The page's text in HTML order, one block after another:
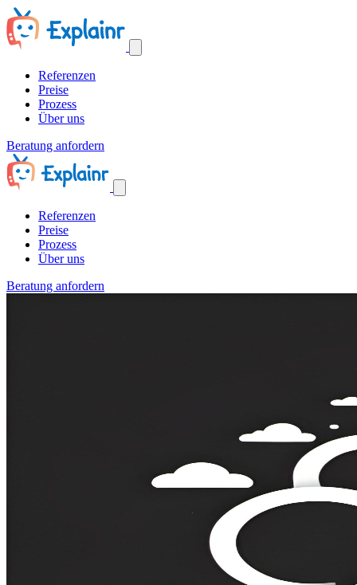
Referenzen
Preise
Prozess
Über uns
Beratung anfordern
Referenzen
Preise
Prozess
Über uns
Beratung anfordern